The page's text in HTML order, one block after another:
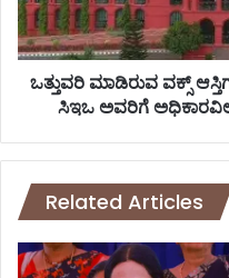
0
ತಾ
ಲೂ
ಕು
ಶಾ
-
ಕಾ
ಲೇ
ಜು
ಡಿ
ರು
ವ
ವ
ತಿ
ಗ
ಳ
ನ್
ಒತ್ತುವರಿ ಮಾಡಿರುವ ವಕ್ಸ್
ಸಿಇಒ ಅವರಿಗೆ
Related Articles